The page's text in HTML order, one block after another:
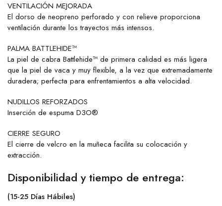
VENTILACIÓN MEJORADA
El dorso de neopreno perforado y con relieve proporciona
ventilación durante los trayectos más intensos.
PALMA BATTLEHIDE™
La piel de cabra Battlehide™ de primera calidad es más ligera
que la piel de vaca y muy flexible, a la vez que extremadamente
duradera; perfecta para enfrentamientos a alta velocidad.
NUDILLOS REFORZADOS
Inserción de espuma D3O®
CIERRE SEGURO
El cierre de velcro en la muñeca facilita su colocación y
extracción.
Disponibilidad y tiempo de entrega:
(15-25 Días Hábiles)